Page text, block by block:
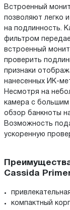
Встроенный
позволяют легко
на подлинность.
фильтром
встроенный
проверить
признаки
нанесенных ИК-
Несмотря на
камера с большим
обзор банкноты
Возможность
ускоренную
Cassida
компактный